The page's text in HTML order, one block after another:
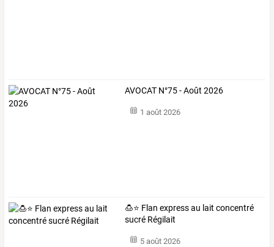
AVOCAT N°75 - Août 2026
1 août 2026
🍮⭐ Flan express au lait concentré
sucré Régilait
5 août 2026